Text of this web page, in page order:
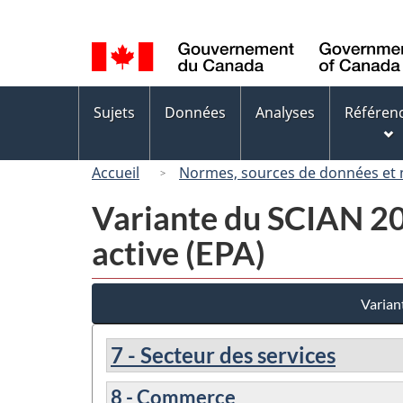
de
la
langue
des
Sujets Données Analyses
Accueil Normes, sources de données et
Variante du SCIAN
active (EPA)
7 - Secteur des services
8 - Commerce